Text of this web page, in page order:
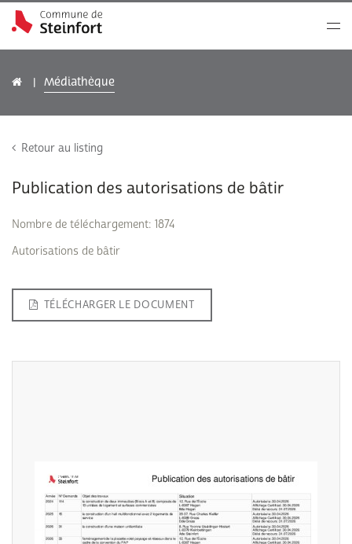
Médiathèque
Retour au listing
Publication des autorisations de bâtir
Nombre de téléchargement: 1874
Autorisations de bâtir
TÉLÉCHARGER LE DOCUMENT